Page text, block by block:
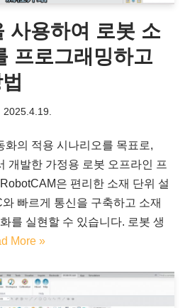
사용하여 로봇 소
프로그래밍하고
2025.4.19.
화의 적용 시나리오를 목표로,
개발한 가정용 로봇 오프라인 프
은 편리한 소재 단위 설
빠르게 통신을 구축하고 소재
를 실현할 수 있습니다. 로봇 생
More »